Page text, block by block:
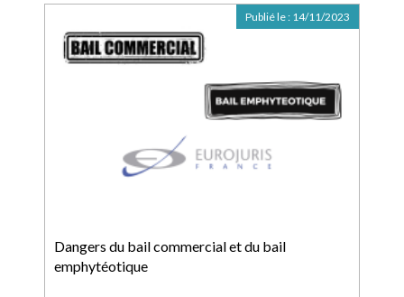
Dangers du bail commercial et du bail
emphytéotique
Publié le : 14/11/2023